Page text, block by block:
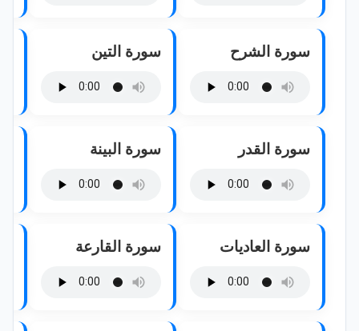
سورة الشرح سورة التين
سورة القدر سورة البينة
سورة العاديات سورة القارعة